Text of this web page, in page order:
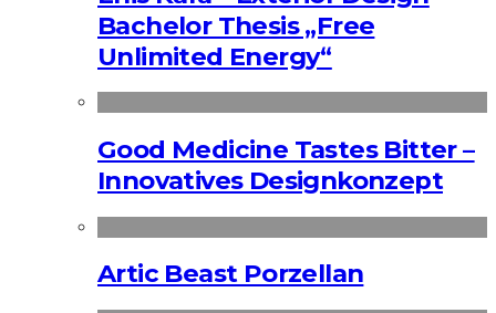
Bachelor Thesis „Free
Unlimited Energy“
Good Medicine Tastes Bitter –
Innovatives Designkonzept
Artic Beast Porzellan